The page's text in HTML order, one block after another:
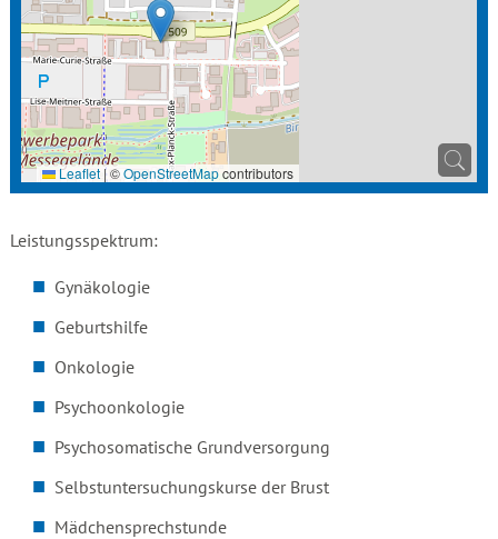
Leaflet |©OpenStreetMapcontributors
Leistungsspektrum:
Gynäkologie
Geburtshilfe
Onkologie
Psychoonkologie
Psychosomatische Grundversorgung
Selbstuntersuchungskurse der Brust
Mädchensprechstunde